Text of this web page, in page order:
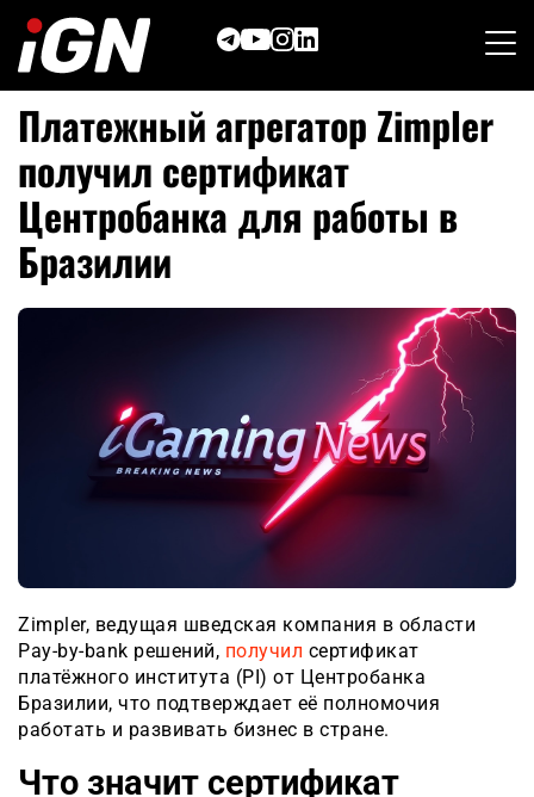
content
Платежный агрегатор Zimpler
получил сертификат
Центробанка для работы в
Бразилии
Zimpler, ведущая шведская компания в области
Pay-by-bank решений, получил сертификат
платёжного института (PI) от Центробанка
Бразилии, что подтверждает её полномочия
работать и развивать бизнес в стране.
Что значит сертификат